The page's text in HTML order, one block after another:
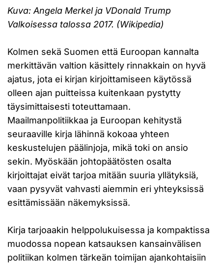
Kuva: Angela Merkel ja VDonald Trump
Valkoisessa talossa 2017. (Wikipedia)
Kolmen sekä Suomen että Euroopan kannalta
merkittävän valtion käsittely rinnakkain on hyvä
ajatus, jota ei kirjan kirjoittamiseen käytössä
olleen ajan puitteissa kuitenkaan pystytty
täysimittaisesti toteuttamaan.
Maailmanpolitiikkaa ja Euroopan kehitystä
seuraaville kirja lähinnä kokoaa yhteen
keskustelujen päälinjoja, mikä toki on ansio
sekin. Myöskään johtopäätösten osalta
kirjoittajat eivät tarjoa mitään suuria yllätyksiä,
vaan pysyvät vahvasti aiemmin eri yhteyksissä
esittämissään näkemyksissä.
Kirja tarjoaakin helppolukuisessa ja kompaktissa
muodossa nopean katsauksen kansainvälisen
politiikan kolmen tärkeän toimijan ajankohtaisiin